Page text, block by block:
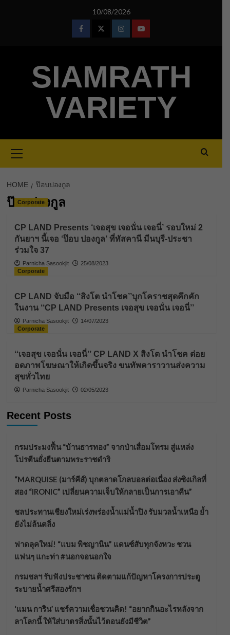
10/08/2026
FacebookTwitterInstagramYoutube
SIAMRATH
VARIETY
Menu
HOME ป๊อบปองกูล
ป๊อบปองกูล
Corporate
CP LAND Presents ‘เจอสุข เจอนั่น เจอนี่’ รอบใหม่ 2
กันยาฯ นี้เจอ ‘ป๊อบ ปองกูล’ ที่ทัสคานี มีนบุรี-ประชา
ร่วมใจ 37
Parnicha Sasookjit
25/08/2023
Corporate
CP LAND จับมือ ‘‘สิงโต นำโชค’’บุกโคราชสุดคึกคัก
ในงาน ‘‘CP LAND Presents เจอสุข เจอนั่น เจอนี่’’
Parnicha Sasookjit
14/07/2023
Corporate
‘‘เจอสุข เจอนั่น เจอนี่’’ CP LAND X สิงโต นำโชค ต่อย
อดภาพโฆษณาให้เกิดขึ้นจริง ขนทัพคาราวานส่งความ
สุขทั่วไทย
Parnicha Sasookjit 02/05/2023
Recent Posts
กรมประมงฟื้น “บ้านธารทอง” จากป่าเสื่อมโทรม สู่แหล่ง
โปรตีนยั่งยืนตามพระราชดำริ
“MARQUISE (มาร์คีส์) บุกตลาดโกลบอลต่อเนื่อง ส่งซิงเกิลที่
สอง “IRONIC” เปลี่ยนความเจ็บให้กลายเป็นการเอาคืน”
ชลประทานเชียงใหม่เร่งพร่องน้ำแม่น้ำปิง รับมวลน้ำเหนือ ย้ำ
ยังไม่ล้นตลิ่ง
ฟาดลุคใหม่! “แบม พิชญานิน” แดนซ์สับทุกจังหวะ ชวน
แฟนๆ แกะท่า #นอกจอนอกใจ
กรมชลฯ รับฟังประชาชน ติดตามแก้ปัญหาโครงการประตู
ระบายน้ำศรีสองรักฯ
‘แมน การิน’ แชร์ความเชื่อชวนคิด! “อยากกินอะไรหลังจาก
ลาโลกนี้ ให้ใส่บาตรสิ่งนั้นไว้ตอนยังมีชีวิต”